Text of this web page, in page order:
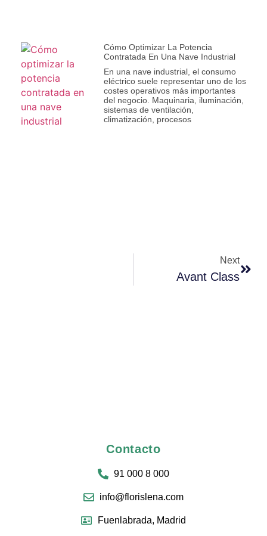
Cómo Optimizar La Potencia
Contratada En Una Nave Industrial
En una nave industrial, el consumo
eléctrico suele representar uno de los
costes operativos más importantes
del negocio. Maquinaria, iluminación,
sistemas de ventilación,
climatización, procesos
Next
Avant Class
Contacto
91 000 8 000
info@florislena.com
Fuenlabrada, Madrid